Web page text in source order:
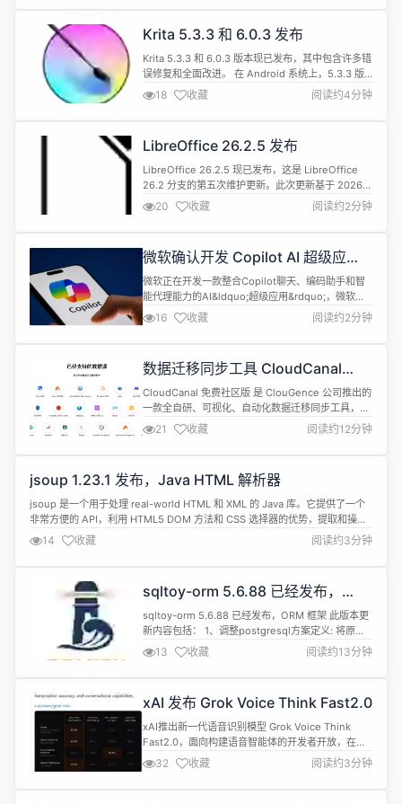
后台管理系统，本着简化开发、提升开发效率的初
组件式开发方式，同时为了敏捷快速开发，框架特地
集成...
Krita 5.3.3 和 6.0.3 发布
Krita 5.3.3 和 6.0.3 版本现已发布，其中包含许多错
误修复和全面改进。 在 Android 系统上，5.3.3 版
本允许用户直接通过应用支持 Krita 的开发。此功能
通过 Play 商店进行，因此如果你的设备没有
Google 服务，或者使用的是 Krita 的 debug 或
捐赠链接...
18 收藏 阅读约4分钟
LibreOffice 26.2.5 发布
LibreOffice 26.2.5 现已发布，这是 LibreOffice
26.2 分支的第五次维护更新。此次更新基于 2026
年 2 月 4 日发布的主要功能版本，修复了部分错误
并提升了稳定性。 为了提高图形性能，macOS 和
Windows 上引入了 Skia 渲染功能，但为了避免一
溃和...
20 收藏 阅读约2分钟
微软确认开发 Copilot AI 超级应
用，整合聊天、编程与智能代理能力
微软正在开发一款整合Copilot聊天、编码助手和智
能代理能力的AI&ldquo;超级应用&rdquo;，微软首
席执行官萨蒂亚&middot;纳德拉在最新财报电话会
议中确认，该应用计划于今年推出，并覆盖消费者与
商业两类使用场景。 纳德拉表示，Copilot正在从单
行领域。微软将在本季度推动不同Copilot体验的...
16 收藏 阅读约2分钟
数据迁移同步工具 CloudCanal
6.3.0.0 发布，Oracle 目标端写入性
能大幅优化
CloudCanal 免费社区版 是 ClouGence 公司推出的
一款全自研、可视化、自动化数据迁移同步工具，具
备 结构迁移、数据迁移、数据同步、数据校验、数据
订正 等功能，支持 60+ 款流行关系型数据库、实时
数仓、消息中间件、缓存数据库和搜索引擎之间数据
PolarDB、TiDB、StarRocks、Dori...
21 收藏 阅读约12分钟
jsoup 1.23.1 发布，Java HTML 解析器
jsoup 是一个用于处理 real-world HTML 和 XML 的 Java 库。它提供了一个
非常方便的 API，利用 HTML5 DOM 方法和 CSS 选择器的优势，提取和操作
数据。 jsoup 1.23.1 现已发布，该版本配备了更快且更节省内存的 HTML 解析
器，在noscript、CDATA、SVG 和 MathML 解析方面进一步提升了...
14 收藏 阅读约3分钟
sqltoy-orm 5.6.88 已经发布，
ORM 框架
sqltoy-orm 5.6.88 已经发布，ORM 框架 此版本更
新内容包括： 1、调整postgresql方案定义: 将原本
Dialect.POSTGRESQL15(&gt;=15)和
Dialect.POSTGRESQL(&lt;15)方言定义方式调整为
Dialect.POSTGRESQL(&gt;=15),新增
13 收藏 阅读约13分钟
xAI 发布 Grok Voice Think Fast2.0
xAI推出新一代语音识别模型 Grok Voice Think
Fast2.0，面向构建语音智能体的开发者开放，在智
能水平、转录准确率、对话能力以及工具调用效率方
面实现升级。该模型定价为每分钟音频0.08美元，
xAI表示无需修改现有提示词，Think Fast2.0即可在
32 收藏 阅读约3分钟